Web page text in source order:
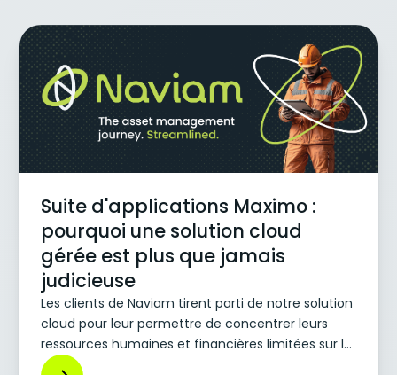
Suite d'applications Maximo :
pourquoi une solution cloud
gérée est plus que jamais
judicieuse
Les clients de Naviam tirent parti de notre solution
cloud pour leur permettre de concentrer leurs
ressources humaines et financières limitées sur la
gestion de leur cœur de métier et de les éloigner